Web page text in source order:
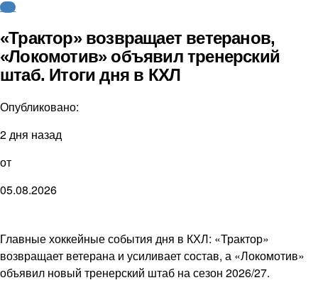
КХЛ
«Трактор» возвращает ветеранов,
«Локомотив» объявил тренерский
штаб. Итоги дня в КХЛ
Опубликовано:
2 дня назад
от
05.08.2026
Главные хоккейные события дня в КХЛ: «Трактор»
возвращает ветерана и усиливает состав, а «Локомотив»
объявил новый тренерский штаб на сезон 2026/27.